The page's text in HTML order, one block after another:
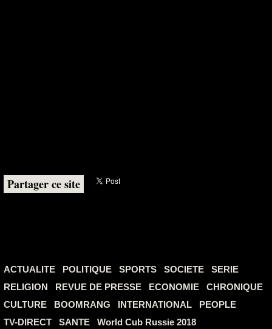
Partager ce site
ACTUALITE POLITIQUE SPORTS SOCIETE
SERIE
RELIGION
REVUE DE PRESSE ECONOMIE
CHRONIQUE
CULTURE
BOOMRANG INTERNATIONAL
PEOPLE
TV-DIRECT
SANTE
World Cub Russie 2018